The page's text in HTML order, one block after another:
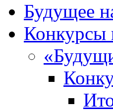
Будущее
Конкурсы